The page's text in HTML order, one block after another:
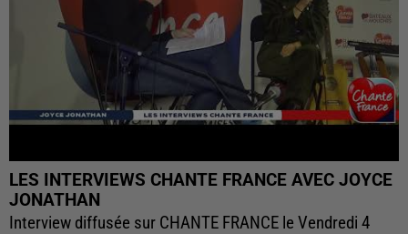
LES INTERVIEWS CHANTE FRANCE AVEC JOYCE
JONATHAN
Interview diffusée sur CHANTE FRANCE le Vendredi 4